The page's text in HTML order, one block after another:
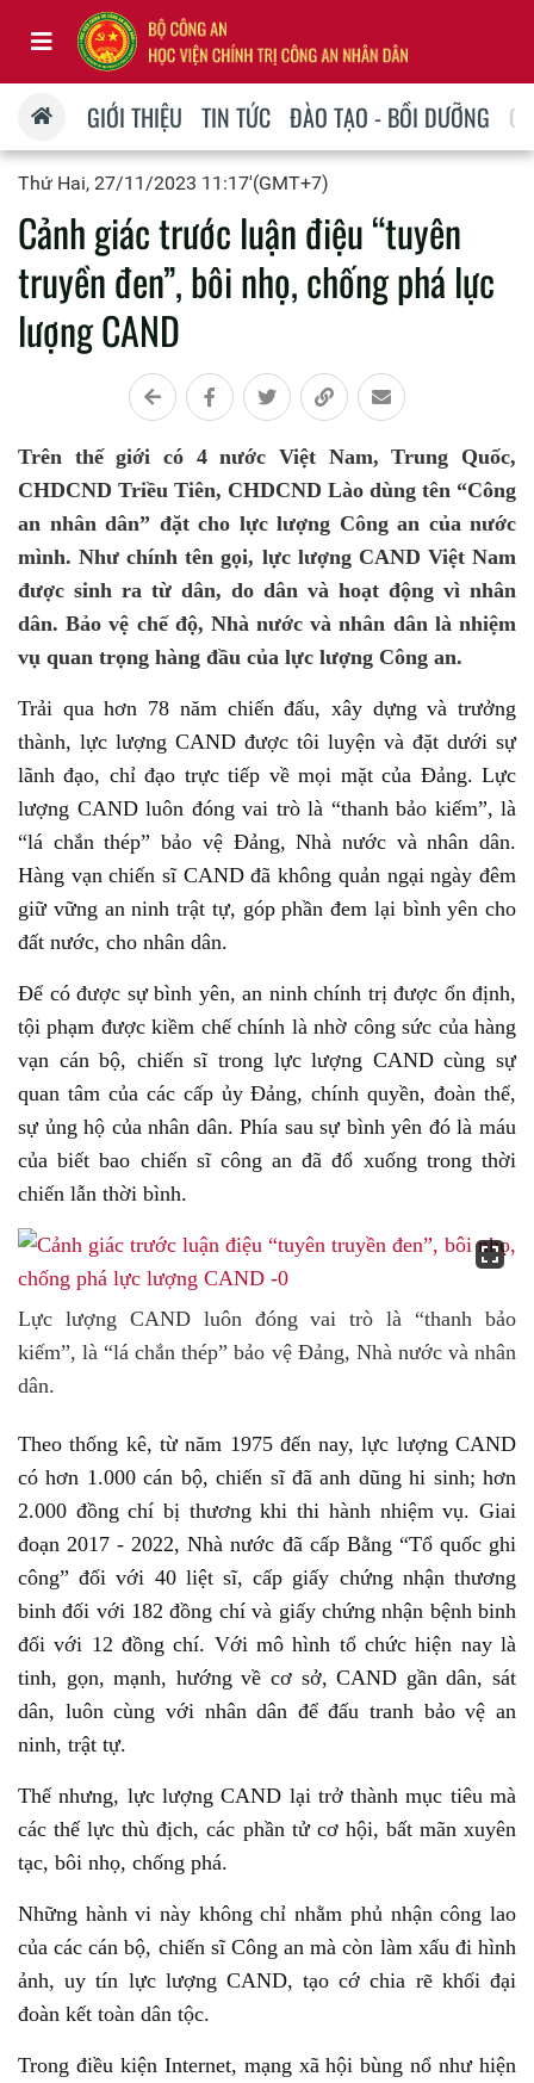
GIỚI THIỆU TIN TỨC ĐÀO TẠO - BỒI DƯỠNG
Thứ Hai, 27/11/2023 11:17'(GMT+7)
Cảnh giác trước luận điệu “tuyên
truyền đen”, bôi nhọ, chống phá lực
lượng CAND
Trên thế giới có 4 nước Việt Nam, Trung Quốc,
CHDCND Triều Tiên, CHDCND Lào dùng tên “Công
an nhân dân” đặt cho lực lượng Công an của nước
mình. Như chính tên gọi, lực lượng CAND Việt Nam
được sinh ra từ dân, do dân và hoạt động vì nhân
dân. Bảo vệ chế độ, Nhà nước và nhân dân là nhiệm
vụ quan trọng hàng đầu của lực lượng Công an.
Trải qua hơn 78 năm chiến đấu, xây dựng và trưởng
thành, lực lượng CAND được tôi luyện và đặt dưới sự
lãnh đạo, chỉ đạo trực tiếp về mọi mặt của Đảng. Lực
lượng CAND luôn đóng vai trò là “thanh bảo kiếm”, là
“lá chắn thép” bảo vệ Đảng, Nhà nước và nhân dân.
Hàng vạn chiến sĩ CAND đã không quản ngại ngày đêm
giữ vững an ninh trật tự, góp phần đem lại bình yên cho
đất nước, cho nhân dân.
Để có được sự bình yên, an ninh chính trị được ổn định,
tội phạm được kiềm chế chính là nhờ công sức của hàng
vạn cán bộ, chiến sĩ trong lực lượng CAND cùng sự
quan tâm của các cấp ủy Đảng, chính quyền, đoàn thể,
sự ủng hộ của nhân dân. Phía sau sự bình yên đó là máu
của biết bao chiến sĩ công an đã đổ xuống trong thời
chiến lẫn thời bình.
Lực lượng CAND luôn đóng vai trò là “thanh bảo
kiếm”, là “lá chắn thép” bảo vệ Đảng, Nhà nước và nhân
dân.
Theo thống kê, từ năm 1975 đến nay, lực lượng CAND
có hơn 1.000 cán bộ, chiến sĩ đã anh dũng hi sinh; hơn
2.000 đồng chí bị thương khi thi hành nhiệm vụ. Giai
đoạn 2017 - 2022, Nhà nước đã cấp Bằng “Tổ quốc ghi
công” đối với 40 liệt sĩ, cấp giấy chứng nhận thương
binh đối với 182 đồng chí và giấy chứng nhận bệnh binh
đối với 12 đồng chí. Với mô hình tổ chức hiện nay là
tinh, gọn, mạnh, hướng về cơ sở, CAND gần dân, sát
dân, luôn cùng với nhân dân để đấu tranh bảo vệ an
ninh, trật tự.
Thế nhưng, lực lượng CAND lại trở thành mục tiêu mà
các thế lực thù địch, các phần tử cơ hội, bất mãn xuyên
tạc, bôi nhọ, chống phá.
Những hành vi này không chỉ nhằm phủ nhận công lao
của các cán bộ, chiến sĩ Công an mà còn làm xấu đi hình
ảnh, uy tín lực lượng CAND, tạo cớ chia rẽ khối đại
đoàn kết toàn dân tộc.
Trong điều kiện Internet, mạng xã hội bùng nổ như hiện